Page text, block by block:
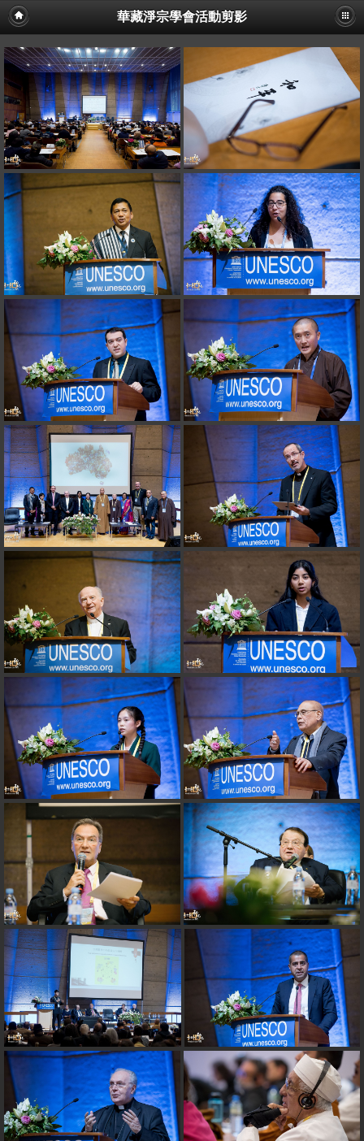
華藏淨宗學會活動剪影